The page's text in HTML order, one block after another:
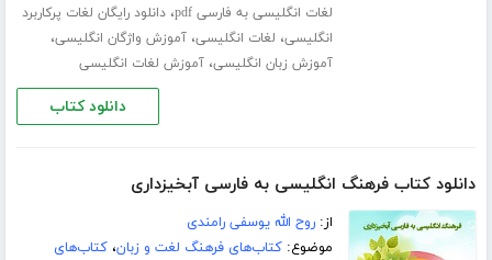
لغات انگلیسی به فارسی pdf
،دانلود رایگان لغات پرکاربرد
انگلیسی، لغات انگلیسی،آموزش واژگان انگلیسی،
آموزش زبان انگلیسی،آموزش لغات انگلیسی
دانلود کتاب
دانلود کتاب فرهنگ انگلیسی به فارسی آبخیزداری
از:روح الله یوسفی رامندی
موضوع:کتاب‌های فرهنگ لغت و زبان،کتاب‌های